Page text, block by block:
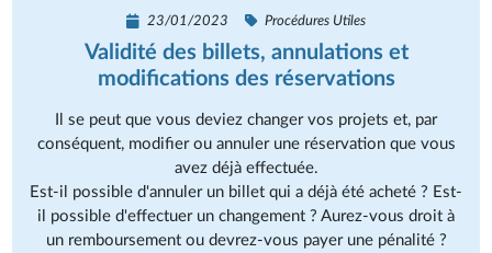
Validité des billets, annulations et
modifications des réservations
23/01/2023 Procédures Utiles
Il se peut que vous deviez changer vos projets et, par
conséquent, modifier ou annuler une réservation que vous
avez déjà effectuée.
Est-il possible d'annuler un billet qui a déjà été acheté ? Est-
il possible d'effectuer un changement ? Aurez-vous droit à
un remboursement ou devrez-vous payer une pénalité ?